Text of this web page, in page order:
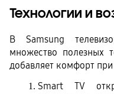
Технологии и
В Samsung
множество полезных
добавляет комфорт
Smart TV